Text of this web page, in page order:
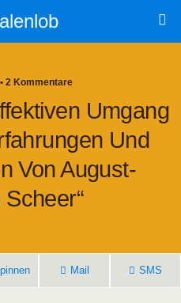
2 Kommentare
Umgang
Und
Von August-
Mail SMS